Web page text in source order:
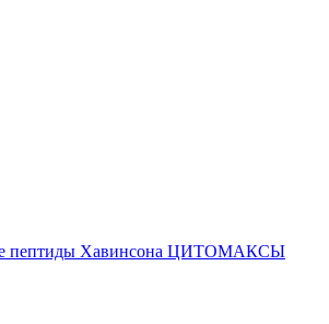
пептиды Хавинсона ЦИТОМАКСЫ